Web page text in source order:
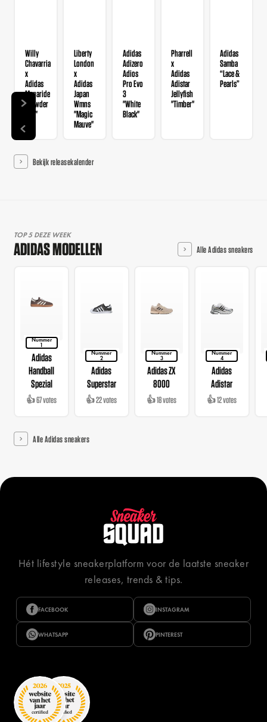
Willy
Chavarria
x
Adidas
Megaride
"Powder
Red"
Liberty
London
x
Adidas
Japan
Wmns
"Magic
Mauve"
Adidas
Adizero
Adios
Pro Evo
3
"White
Black"
Pharrell
x
Adidas
Adistar
Jellyfish
"Timber"
Adidas
Samba
“Lace &
Pearls”
Bekijk releasekalender
TOP 5 DEZE WEEK
ADIDAS MODELLEN Alle Adidas sneakers
Nummer
1
Adidas
Handball
Spezial
👍 67 votes
Nummer
2
Adidas
Superstar
👍 22 votes
Nummer
3
Adidas ZX
8000
👍 18 votes
Nummer
4
Adidas
Adistar
👍 12 votes
Alle Adidas sneakers
Hét lifestyle sneakerplatform voor de laatste sneaker
releases, trends & tips.
FACEBOOK INSTAGRAM
WHATSAPP PINTEREST